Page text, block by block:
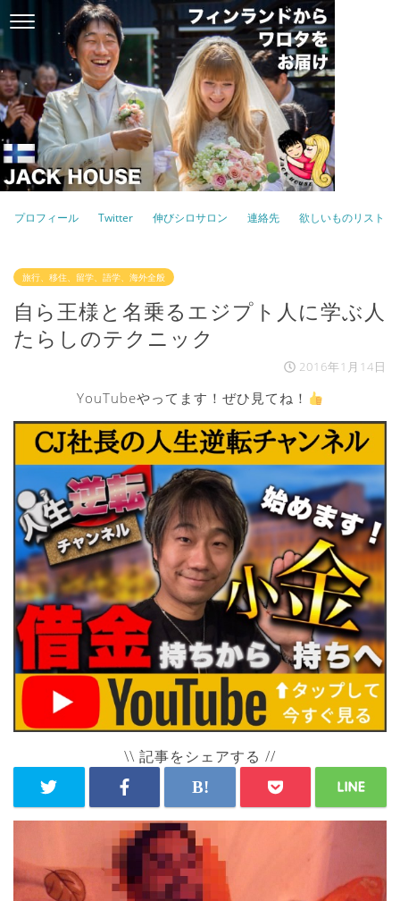
プロフィール Twitter 伸びシロサロン 連絡先 欲しいものリスト
旅行、移住、留学、語学、海外全般
自ら王様と名乗るエジプト人に学ぶ人
たらしのテクニック
2016年1月14日
YouTubeやってます！ぜひ見てね！
\\ 記事をシェアする //